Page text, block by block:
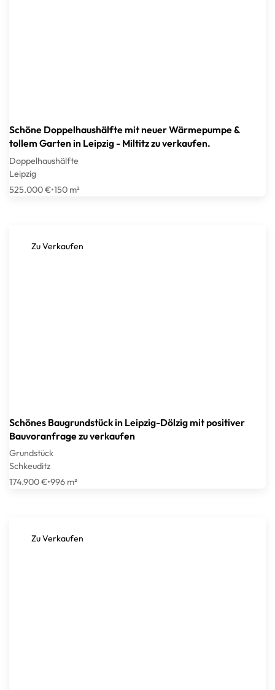
Schöne Doppelhaushälfte mit neuer Wärmepumpe &
tollem Garten in Leipzig - Miltitz zu verkaufen.
Doppelhaushälfte
Leipzig
525.000 €•150 m²
Zu Verkaufen
Schönes Baugrundstück in Leipzig-Dölzig mit positiver
Bauvoranfrage zu verkaufen
Grundstück
Schkeuditz
174.900 €•996 m²
Zu Verkaufen